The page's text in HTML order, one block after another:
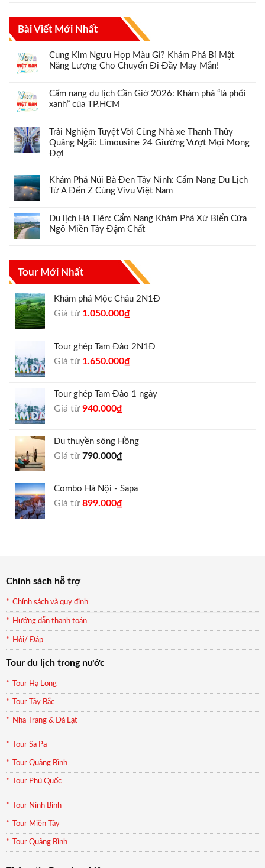
Bài Viết Mới Nhất
Cung Kim Ngưu Hợp Màu Gì? Khám Phá Bí Mật
Năng Lượng Cho Chuyến Đi Đầy May Mắn!
Cẩm nang du lịch Cần Giờ 2026: Khám phá “lá phổi
xanh” của TP.HCM
Trải Nghiệm Tuyệt Vời Cùng Nhà xe Thanh Thủy
Quảng Ngãi: Limousine 24 Giường Vượt Mọi Mong
Đợi
Khám Phá Núi Bà Đen Tây Ninh: Cẩm Nang Du Lịch
Từ A Đến Z Cùng Vivu Việt Nam
Du lịch Hà Tiên: Cẩm Nang Khám Phá Xứ Biển Cửa
Ngõ Miền Tây Đậm Chất
Tour Mới Nhất
Khám phá Mộc Châu 2N1Đ
Giá từ Giá
1.300.000₫.
1.050.000₫Giá
là:
Tour ghép Tam Đảo 2N1Đ
Giá từ Giá
1.800.000₫.
1.650.000₫Giá
là:
Tour ghép Tam Đảo 1 ngày
Giá từGiá
1.000.000₫.
940.000₫Giá
là:
Du thuyền sông Hồng
Giá từ790.000₫
Combo Hà Nội - Sapa
Giá từGiá
899.000₫Giá
Chính sách hỗ trợ
Chính sách và quy định
Hướng dẫn thanh toán
Hỏi/ Đáp
Tour du lịch trong nước
Tour Hạ Long
Tour Tây Bắc
Nha Trang & Đà Lạt
Tour Sa Pa
Tour Quảng Bình
Tour Phú Quốc
Tour Ninh Bình
Tour Miền Tây
Tour Quảng Bình